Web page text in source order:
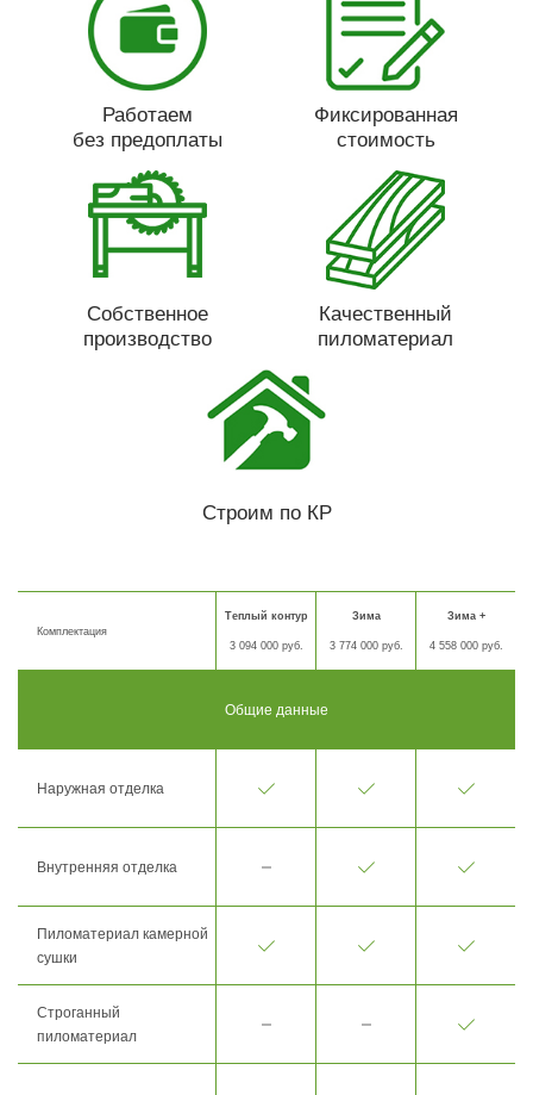
Работаем
без предоплаты
Фиксированная
стоимость
Собственное
производство
Качественный
пиломатериал
Строим по КР
Комплектация
Теплый контур
3 094 000 руб.
Зима
3 774 000 руб.
Зима +
4 558 000 руб.
Общие данные
Наружная отделка
Внутренняя отделка
Пиломатериал камерной
сушки
Строганный
пиломатериал